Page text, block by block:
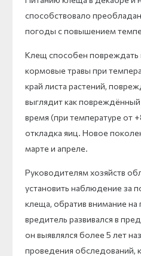
способствовало
погоды с повышением
Клещ способен повреждать
кормовые травы при
край листа растений,
выглядит как
время (при температуре от
откладка яиц. Новое
марте и апреле.
Руководителям хозяйств
установить наблюдение за
клеща, обратив внимание
вредитель развивался в
он выявлялся более 5 лет
проведения обследований,